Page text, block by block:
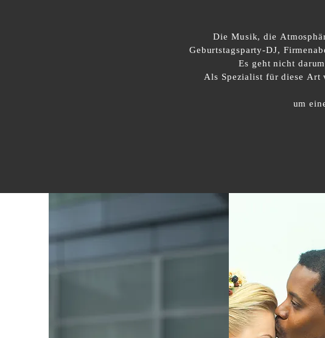
Die Musik, die
Geburtstagsparty-DJ,
Es geht nicht
Als Spezialist für diese Art
um